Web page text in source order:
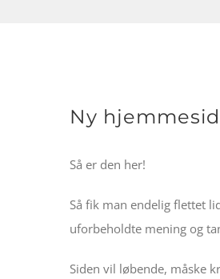
Ny
Så er den her!
Så fik man endelig flettet
uforbeholdte mening og
Siden vil løbende, måske